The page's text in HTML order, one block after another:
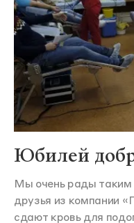
Юбилей
Мы очень рады таким
друзья из
сдают кровь для